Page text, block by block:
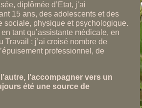
diplômée d’Etat, j’ai
15 ans, des adolescents et des
sociale, physique et psychologique.
tant qu’assistante médicale, en
Travail ; j’ai croisé nombre de
professionnel, de
l’accompagner vers un
été une source de